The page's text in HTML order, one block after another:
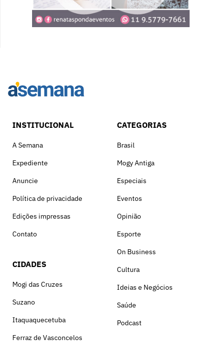
INSTITUCIONAL
A Semana
Expediente
Anuncie
Política de privacidade
Edições impressas
Contato
CIDADES
Mogi das Cruzes
Suzano
Itaquaquecetuba
Ferraz de Vasconcelos
CATEGORIAS
Brasil
Mogy Antiga
Especiais
Eventos
Opinião
Esporte
On Business
Cultura
Ideias e Negócios
Saúde
Podcast